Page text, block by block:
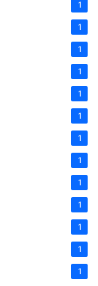
1
1
1
1
1
1
1
1
1
1
1
1
1